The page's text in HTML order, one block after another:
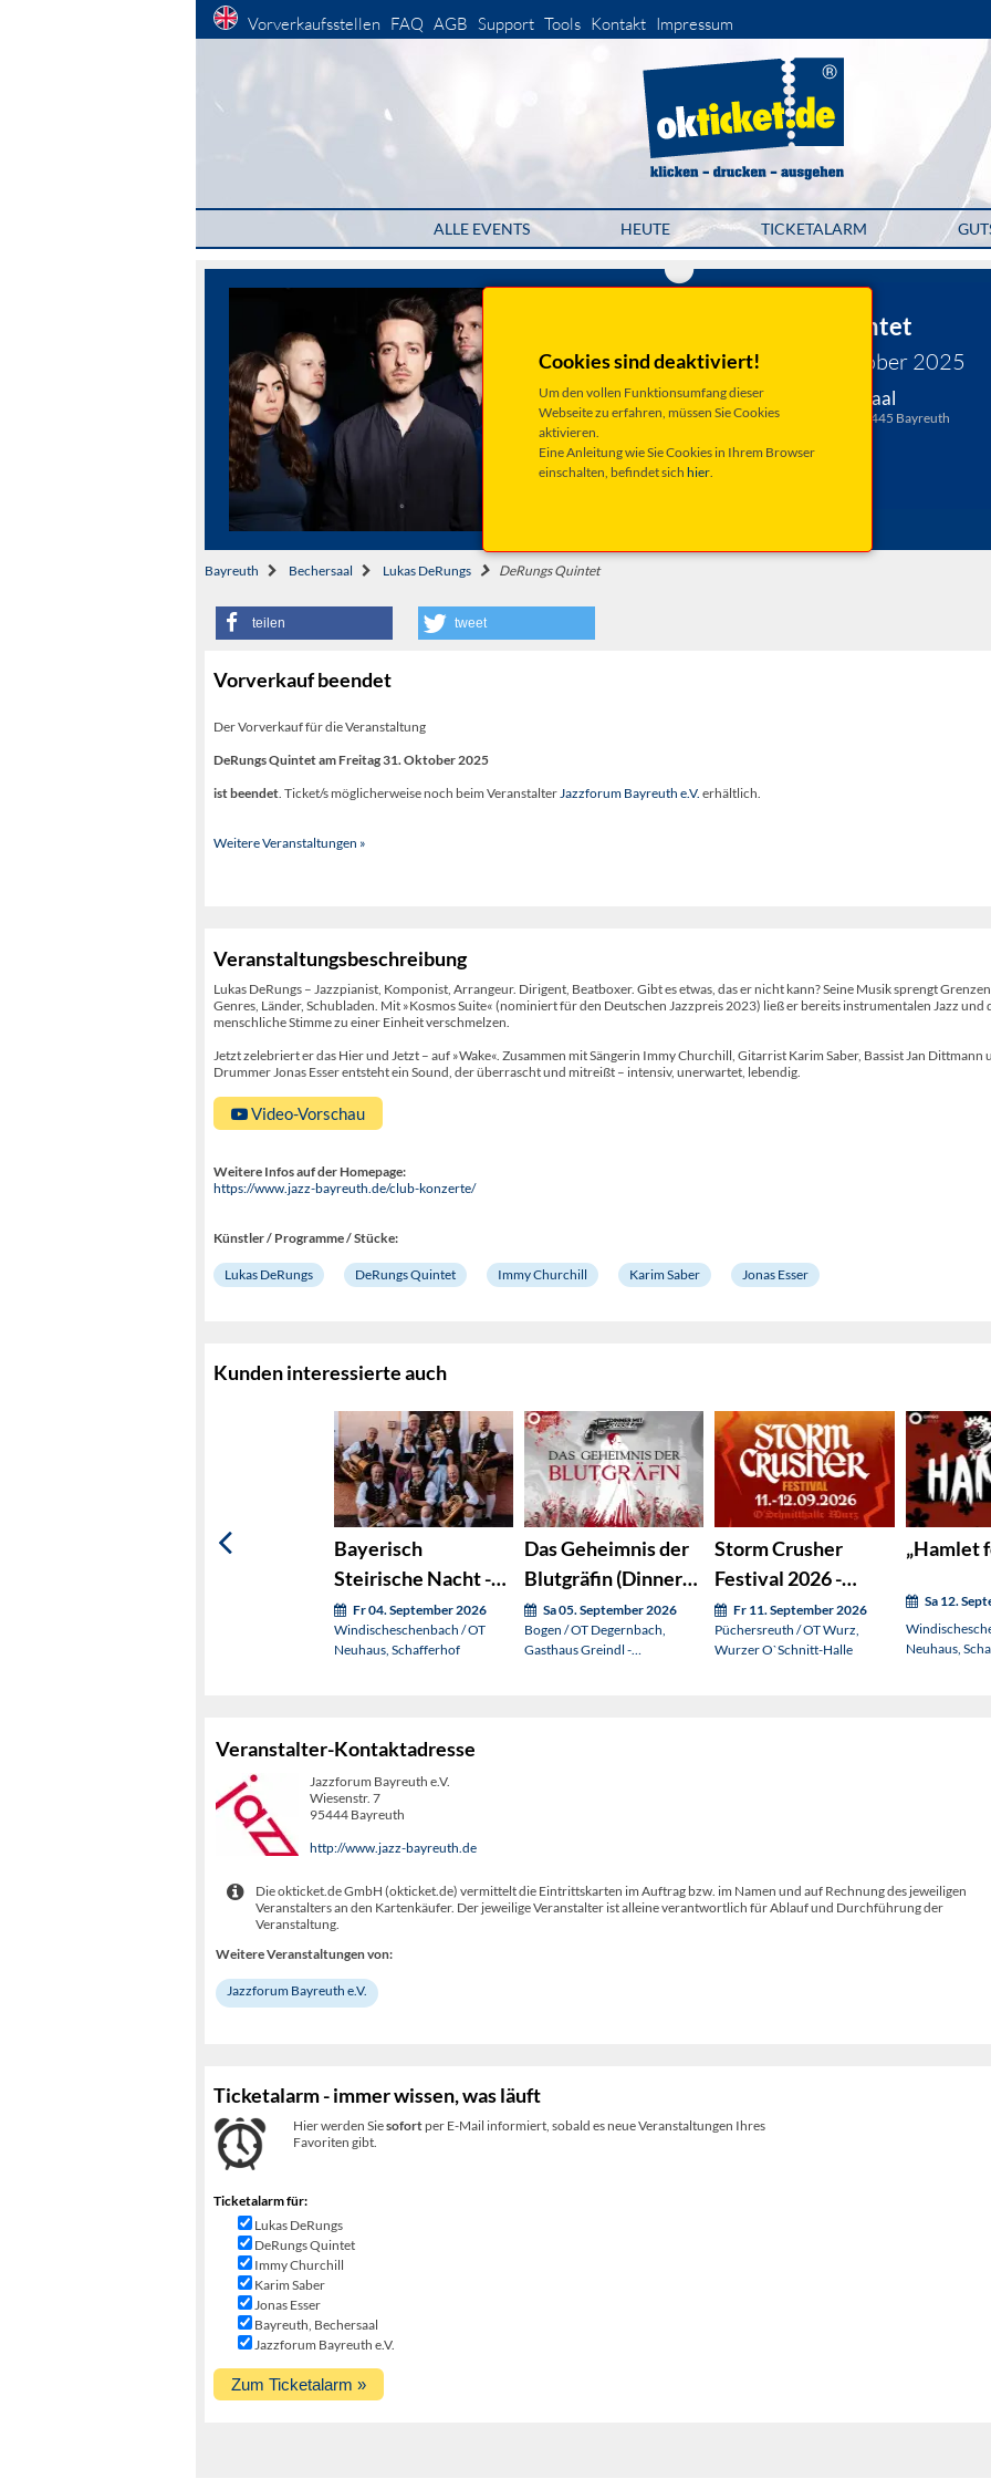
Vorverkaufsstellen FAQ AGB Support Tools Kontakt Impressum
ALLE EVENTS HEUTE TICKETALARM
Cookies sind deaktiviert!
Um den vollen Funktionsumfang dieser
Webseite zu erfahren, müssen Sie Cookies
aktivieren.
Eine Anleitung wie Sie Cookies in Ihrem Browser
einschalten, befindet sich hier.
DeRungs Quintet
Freitag 31. Oktober 2025
Bayreuth, Bechersaal
St.-Nikolaus-Straße 25, 95445 Bayreuth
Anfahrt ...
Bayreuth Bechersaal Lukas DeRungs DeRungs Quintet
teilen tweet
Vorverkauf beendet
Der Vorverkauf für die Veranstaltung
DeRungs Quintet am Freitag 31. Oktober 2025
ist beendet. Ticket/s möglicherweise noch beim VeranstalterJazzforum Bayreuth e.V. erhältlich.
Weitere Veranstaltungen »
Veranstaltungsbeschreibung
Lukas DeRungs – Jazzpianist, Komponist, Arrangeur. Dirigent, Beatboxer. Gibt es etwas, das er nicht kann? Seine Musik sprengt
Genres, Länder, Schubladen. Mit »Kosmos Suite« (nominiert für den Deutschen Jazzpreis 2023) ließ er bereits instrumentalen Jazz und
menschliche Stimme zu einer Einheit verschmelzen.
Jetzt zelebriert er das Hier und Jetzt – auf »Wake«. Zusammen mit Sängerin Immy Churchill, Gitarrist Karim Saber, Bassist Jan Dittmann
Drummer Jonas Esser entsteht ein Sound, der überrascht und mitreißt – intensiv, unerwartet, lebendig.
Video-Vorschau
Weitere Infos auf der Homepage:
https://www.jazz-bayreuth.de/club-konzerte/
Künstler / Programme / Stücke:
Lukas DeRungs DeRungs Quintet Immy Churchill Karim Saber Jonas Esser
Kunden interessierte auch
Bayerisch
Steirische Nacht -
Zoigl trifft Schilcher
Fr 04. September 2026
Windischeschenbach / OT
Neuhaus, Schafferhof
Das Geheimnis der
Blutgräfin (Dinner
mit Killer)
Sa 05. September 2026
Bogen / OT Degernbach,
Gasthaus Greindl -
Storm Crusher
Festival 2026 -
Wochenendticket
Fr 11. September 2026
Püchersreuth / OT Wurz,
Wurzer O`Schnitt-Halle
„Hamlet
Sa 12.
Neuhaus,
Veranstalter-Kontaktadresse
Jazzforum Bayreuth e.V.
Wiesenstr. 7
95444 Bayreuth
http://www.jazz-bayreuth.de
Die okticket.de GmbH (okticket.de) vermittelt die Eintrittskarten im Auftrag bzw. im Namen und auf Rechnung des jeweiligen
Veranstalters an den Kartenkäufer. Der jeweilige Veranstalter ist alleine verantwortlich für Ablauf und Durchführung der
Veranstaltung.
Weitere Veranstaltungen von:
Jazzforum Bayreuth e.V.
Ticketalarm - immer wissen, was läuft
Hier werden Siesofortper E-Mail informiert, sobald es neue Veranstaltungen Ihres
Favoriten gibt.
Ticketalarm für:
Lukas DeRungs
DeRungs Quintet
Immy Churchill
Karim Saber
Jonas Esser
Bayreuth, Bechersaal
Jazzforum Bayreuth e.V.